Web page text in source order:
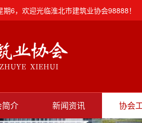
6，欢迎光临淮北市建筑业协会98888！
介 新闻资讯 协会